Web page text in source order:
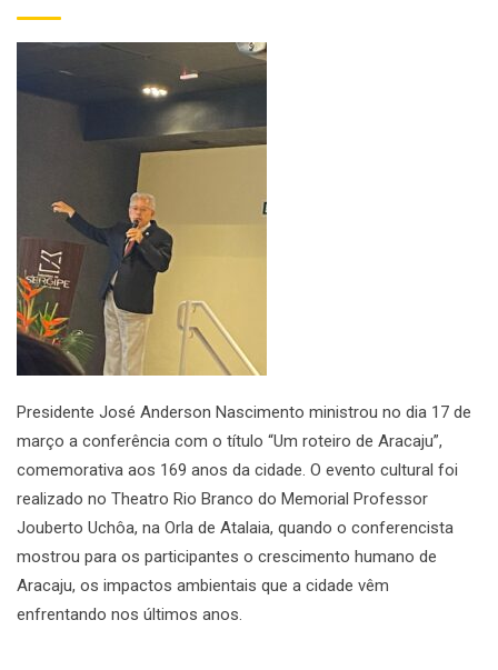
Presidente José Anderson Nascimento ministrou no dia 17 de
março a conferência com o título “Um roteiro de Aracaju”,
comemorativa aos 169 anos da cidade. O evento cultural foi
realizado no Theatro Rio Branco do Memorial Professor
Jouberto Uchôa, na Orla de Atalaia, quando o conferencista
mostrou para os participantes o crescimento humano de
Aracaju, os impactos ambientais que a cidade vêm
enfrentando nos últimos anos.